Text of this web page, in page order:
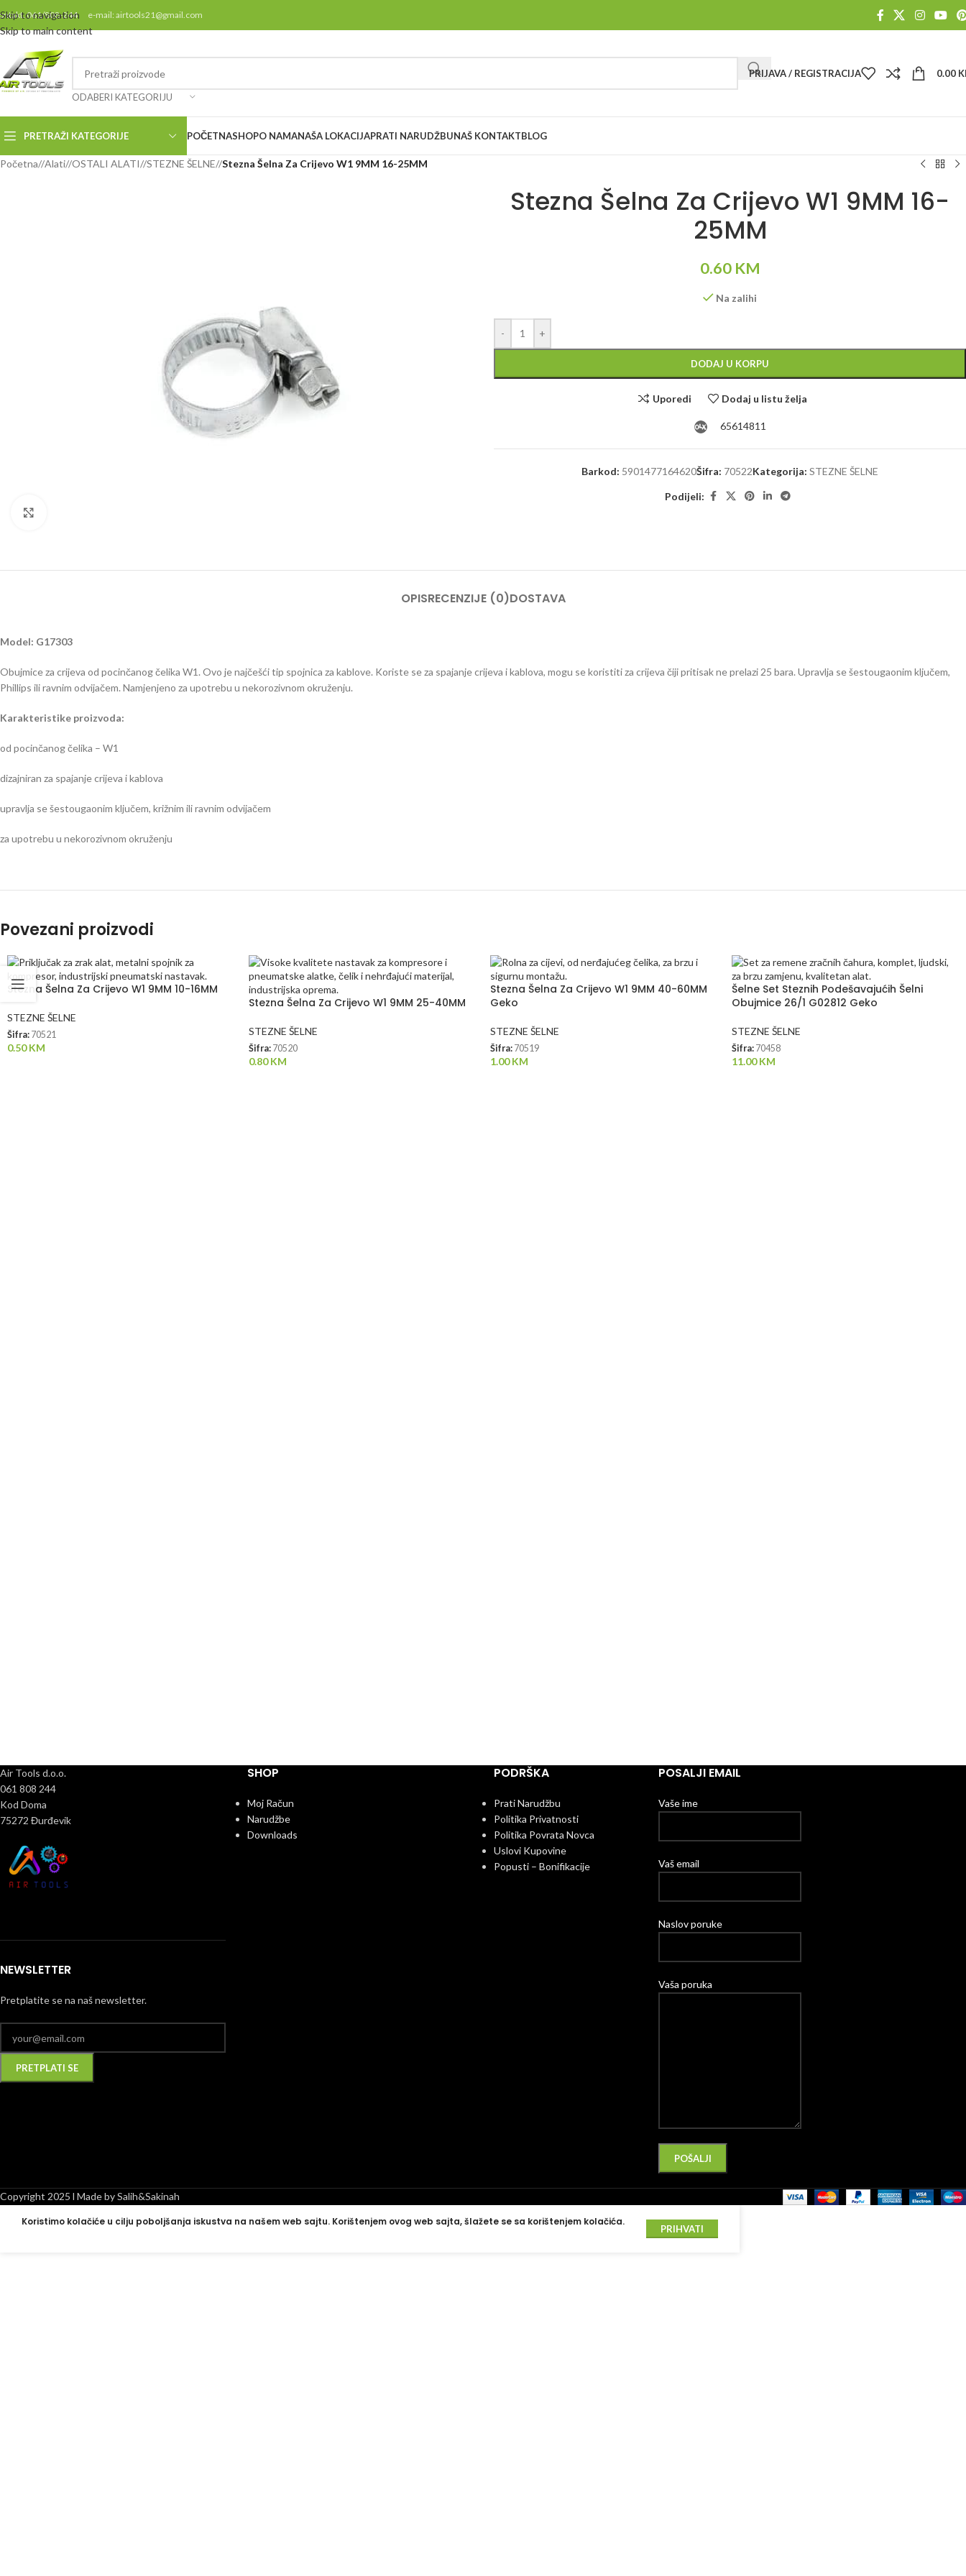
Skip to navigation
Skip to main content
061/808-244 e-mail: airtools21@gmail.com
ODABERI KATEGORIJU
PRIJAVA / REGISTRACIJA 0.00
PRETRAŽI KATEGORIJE POČETNASHOPO NAMANAŠA LOKACIJAPRATI NARUDŽBUNAŠ KONTAKTBLOG
Početna/ Alati/ OSTALI ALATI/ STEZNE ŠELNE/ Stezna Šelna Za Crijevo W1 9MM 16-25MM
Stezna Šelna Za Crijevo W1 9MM 16-
25MM
0.60 KM
Na zalihi
- +
DODAJ U KORPU
Uporedi Dodaj u listu želja
65614811
Barkod: 5901477164620Šifra: 70522Kategorija: STEZNE ŠELNE
Podijeli:
OPISRECENZIJE (0)DOSTAVA
Model: G17303
Obujmice za crijeva od pocinčanog čelika W1. Ovo je najčešći tip spojnica za kablove. Koriste se za spajanje crijeva i kablova, mogu se koristiti za crijeva čiji pritisak ne prelazi 25 bara. Upravlja se šestougaonim ključem,
Phillips ili ravnim odvijačem. Namjenjeno za upotrebu u nekorozivnom okruženju.
Karakteristike proizvoda:
od pocinčanog čelika – W1
dizajniran za spajanje crijeva i kablova
upravlja se šestougaonim ključem, križnim ili ravnim odvijačem
za upotrebu u nekorozivnom okruženju
Povezani proizvodi
Stezna Šelna Za Crijevo W1 9MM 10-16MM
STEZNE ŠELNE
Šifra: 70521
0.50KM
Stezna Šelna Za Crijevo W1 9MM 25-40MM
STEZNE ŠELNE
Šifra: 70520
0.80KM
Stezna Šelna Za Crijevo W1 9MM 40-60MM
Geko
STEZNE ŠELNE
Šifra: 70519
1.00KM
Šelne Set Steznih Podešavajućih Šelni
Obujmice 26/1 G02812 Geko
STEZNE ŠELNE
Šifra: 70458
11.00KM
Air Tools d.o.o.
061 808 244
Kod Doma
75272 Đurđevik
NEWSLETTER
Pretplatite se na naš newsletter.
SHOP
Moj Račun
Narudžbe
Downloads
PODRŠKA
Prati Narudžbu
Politika Privatnosti
Politika Povrata Novca
Uslovi Kupovine
Popusti – Bonifikacije
POSALJI EMAIL
Vaše ime
Vaš email
Naslov poruke
Vaša poruka
Copyright 2025 l Made by Salih&Sakinah
Koristimo kolačiće u cilju poboljšanja iskustva na našem web sajtu. Korištenjem ovog web sajta, šlažete se sa korištenjem kolačića.
PRIHVATI